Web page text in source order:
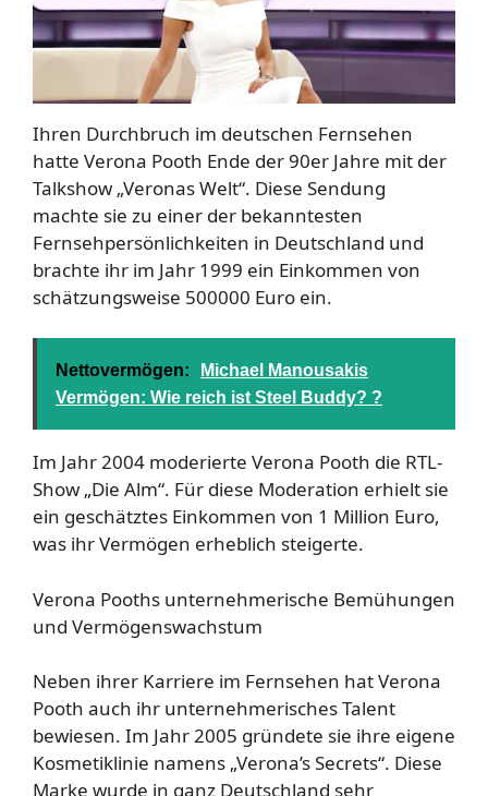
Ihren Durchbruch im deutschen Fernsehen
hatte Verona Pooth Ende der 90er Jahre mit der
Talkshow „Veronas Welt“. Diese Sendung
machte sie zu einer der bekanntesten
Fernsehpersönlichkeiten in Deutschland und
brachte ihr im Jahr 1999 ein Einkommen von
schätzungsweise 500000 Euro ein.
Nettovermögen:
Michael Manousakis
Vermögen: Wie reich ist Steel Buddy? ?
Im Jahr 2004 moderierte Verona Pooth die RTL-
Show „Die Alm“. Für diese Moderation erhielt sie
ein geschätztes Einkommen von 1 Million Euro,
was ihr Vermögen erheblich steigerte.
Verona Pooths unternehmerische Bemühungen
und Vermögenswachstum
Neben ihrer Karriere im Fernsehen hat Verona
Pooth auch ihr unternehmerisches Talent
bewiesen. Im Jahr 2005 gründete sie ihre eigene
Kosmetiklinie namens „Verona’s Secrets“. Diese
Marke wurde in ganz Deutschland sehr